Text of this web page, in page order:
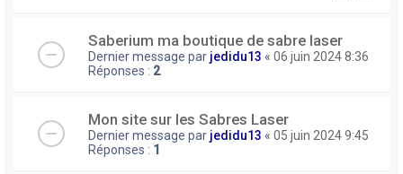
Saberium ma boutique de sabre laser
Dernier message par jedidu13 « 06 juin 2024 8:36
Réponses : 2
Mon site sur les Sabres Laser
Dernier message par jedidu13 « 05 juin 2024 9:45
Réponses : 1